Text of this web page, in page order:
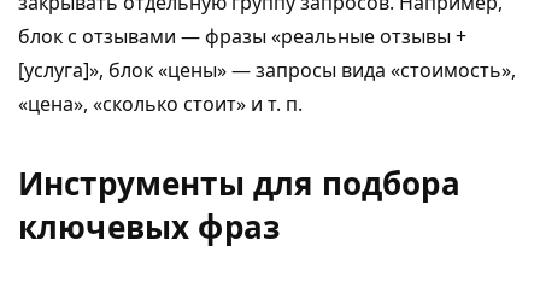
блок с отзывами — фразы «реальные отзывы +
[услуга]», блок «цены» — запросы вида «стоимость»,
«цена», «сколько стоит» и т. п.
Инструменты для подбора
ключевых фраз